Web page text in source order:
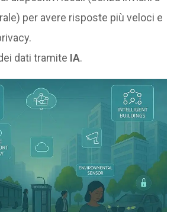
per avere risposte più veloci e
dati tramite IA.